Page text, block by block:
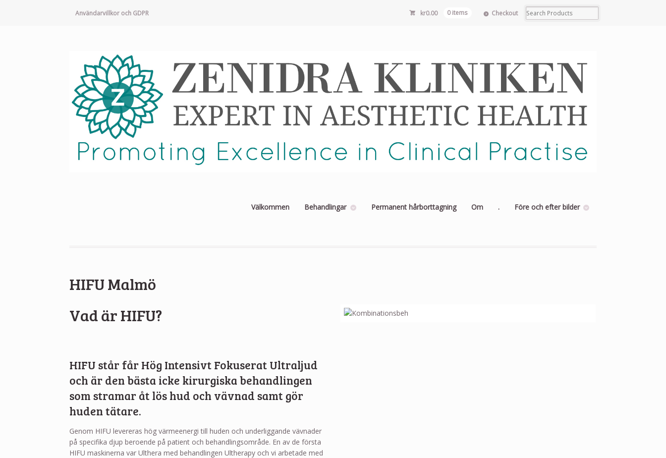
Användarvillkor och GDPR kr0.00 0 items Checkout
Välkommen Behandlingar Permanent hårborttagning Om . Före och efter bilder
HIFU Malmö
Vad är HIFU?
HIFU står får Hög Intensivt Fokuserat Ultraljud
och är den bästa icke kirurgiska behandlingen
som stramar åt lös hud och vävnad samt gör
huden tätare.
Genom HIFU levereras hög värmeenergi till huden och underliggande vävnader
på specifika djup beroende på patient och behandlingsområde. En av de första
HIFU maskinerna var Ulthera med behandlingen Ultherapy och vi arbetade med